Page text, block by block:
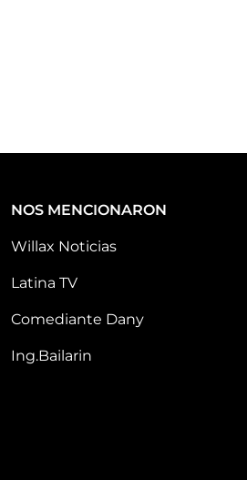
NOS MENCIONARON
Willax Noticias
Latina TV
Comediante Dany
Ing.Bailarin